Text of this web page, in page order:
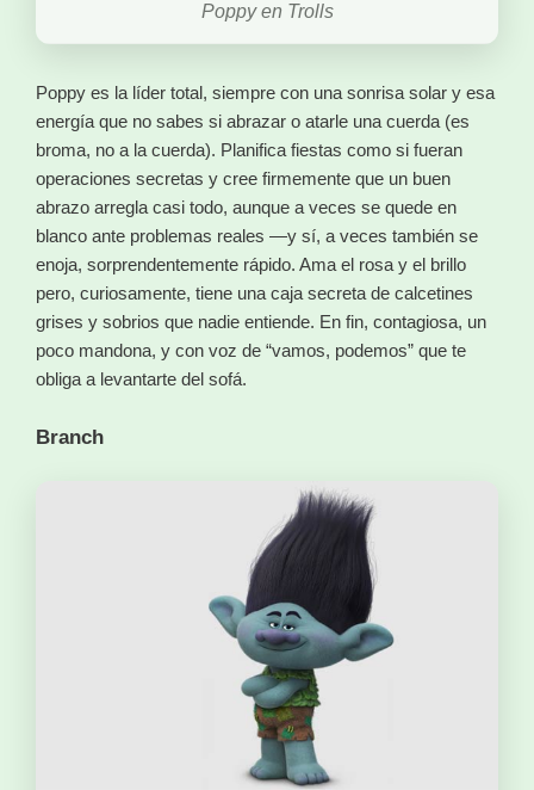
Poppy en Trolls
Poppy es la líder total, siempre con una sonrisa solar y esa
energía que no sabes si abrazar o atarle una cuerda (es
broma, no a la cuerda). Planifica fiestas como si fueran
operaciones secretas y cree firmemente que un buen
abrazo arregla casi todo, aunque a veces se quede en
blanco ante problemas reales —y sí, a veces también se
enoja, sorprendentemente rápido. Ama el rosa y el brillo
pero, curiosamente, tiene una caja secreta de calcetines
grises y sobrios que nadie entiende. En fin, contagiosa, un
poco mandona, y con voz de “vamos, podemos” que te
obliga a levantarte del sofá.
Branch